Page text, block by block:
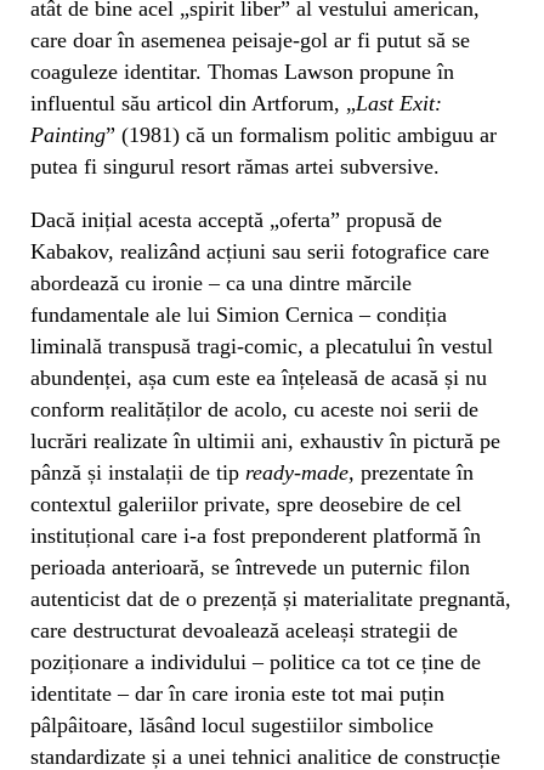
atât de bine acel „spirit liber” al vestului american,
care doar în asemenea peisaje-gol ar fi putut să se
coaguleze identitar. Thomas Lawson propune în
influentul său articol din Artforum, „Last Exit:
Painting” (1981) că un formalism politic ambiguu ar
putea fi singurul resort rămas artei subversive.
Dacă inițial acesta acceptă „oferta” propusă de
Kabakov, realizând acțiuni sau serii fotografice care
abordează cu ironie – ca una dintre mărcile
fundamentale ale lui Simion Cernica – condiția
liminală transpusă tragi-comic, a plecatului în vestul
abundenței, așa cum este ea înțeleasă de acasă și nu
conform realităților de acolo, cu aceste noi serii de
lucrări realizate în ultimii ani, exhaustiv în pictură pe
pânză și instalații de tip ready-made, prezentate în
contextul galeriilor private, spre deosebire de cel
instituțional care i-a fost preponderent platformă în
perioada anterioară, se întrevede un puternic filon
autenticist dat de o prezență și materialitate pregnantă,
care destructurat devoalează aceleași strategii de
poziționare a individului – politice ca tot ce ține de
identitate – dar în care ironia este tot mai puțin
pâlpâitoare, lăsând locul sugestiilor simbolice
standardizate și a unei tehnici analitice de construcție